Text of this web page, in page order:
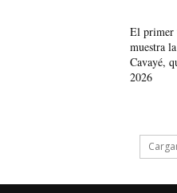
El primer
muestra
Cavayé,
2026